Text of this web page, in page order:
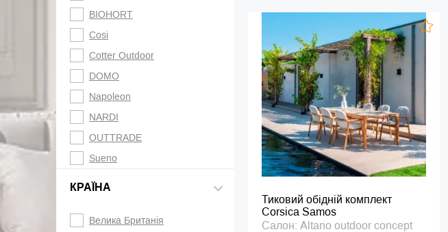
BIOHORT
Cosi
Cotter Outdoor
DOMO
Napoleon
NARDI
OUTTRADE
Sueno
КРАЇНА
Велика Британія
Тиковий обідній комплект
Corsica Samos
Салон: Altano outdoor concept